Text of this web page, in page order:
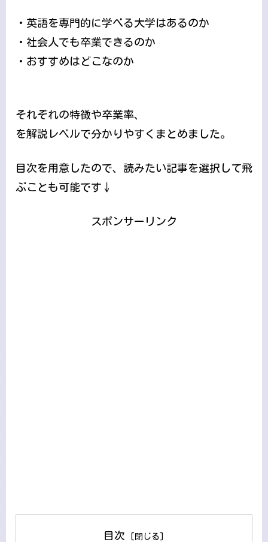
・英語を専門的に学べる大学はあるのか
・社会人でも卒業できるのか
・おすすめはどこなのか
それぞれの特徴や卒業率、
を解説レベルで分かりやすくまとめました。
目次を用意したので、読みたい記事を選択して飛
ぶことも可能です↓
スポンサーリンク
目次